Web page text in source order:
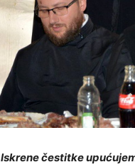
Iskrene čestitke